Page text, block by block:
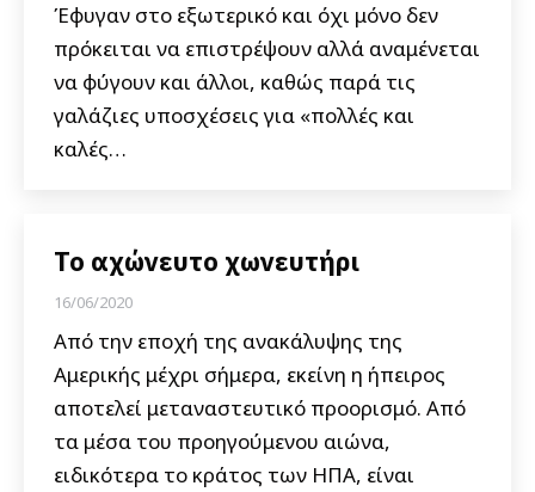
Έφυγαν στο εξωτερικό και όχι μόνο δεν
πρόκειται να επιστρέψουν αλλά αναμένεται
να φύγουν και άλλοι, καθώς παρά τις
γαλάζιες υποσχέσεις για «πολλές και
καλές…
Το αχώνευτο χωνευτήρι
16/06/2020
Από την εποχή της ανακάλυψης της
Αμερικής μέχρι σήμερα, εκείνη η ήπειρος
αποτελεί μεταναστευτικό προορισμό. Από
τα μέσα του προηγούμενου αιώνα,
ειδικότερα το κράτος των ΗΠΑ, είναι